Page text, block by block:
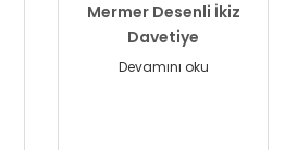
Mermer Desenli İkiz
Davetiye
Devamını oku